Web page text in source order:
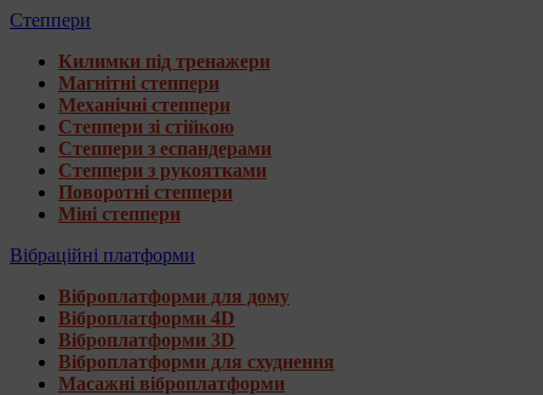
Степпери
Килимки під тренажери
Магнітні степпери
Механічні степпери
Степпери зі стійкою
Степпери з еспандерами
Степпери з рукоятками
Поворотні степпери
Міні степпери
Вібраційні платформи
Віброплатформи для дому
Віброплатформи 4D
Віброплатформи 3D
Віброплатформи для схуднення
Масажні віброплатформи